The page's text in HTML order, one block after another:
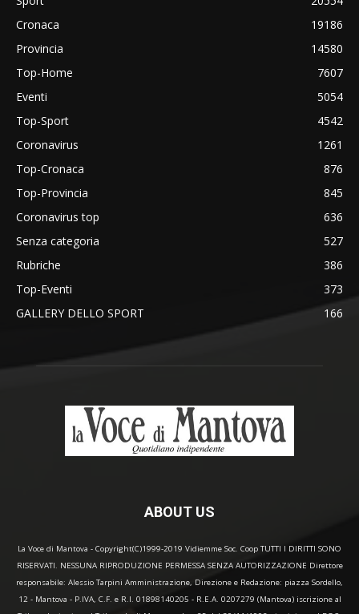
Cronaca
19186
Provincia
14580
Top-Home
7607
Eventi
5054
Top-Sport
4542
Coronavirus
1261
Top-Cronaca
876
Top-Provincia
845
Coronavirus top
636
Senza categoria
527
Rubriche
386
Top-Eventi
373
GALLERY DELLO SPORT
166
ABOUT US
La Voce di Mantova - Copyright(C)1999-2019 Vidiemme Soc. Coop TUTTI I DIRITTI SONO
RISERVATI. NESSUNA RIPRODUZIONE PERMESSA SENZA AUTORIZZAZIONE Direttore
responsabile: Alessio Tarpini Amministrazione, Direzione e Redazione: piazza Sordello,
12 - Mantova - P.IVA, C.F. e R.I. 01898140205 - R.E.A. 0207279 (Mantova) iscrizione al